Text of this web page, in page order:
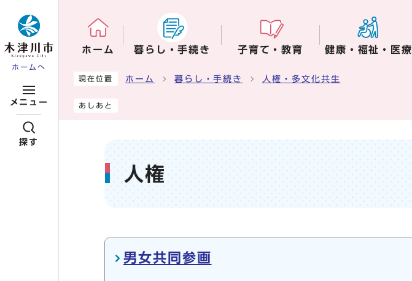
ホームへ
メニュー
探す
ホーム 暮らし・手続き 子育て・教育 健康・福祉・医療
ここから本文です
現在位置 ホーム 暮らし・手続き 人権・多文化共生
あしあと
人権
メインメニュー
男女共同参画